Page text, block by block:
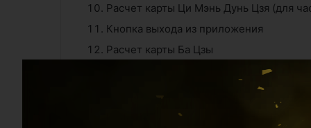
Расчет карты Ци Мэнь Дунь Цзя (для
Кнопка выхода из приложения
Расчет карты Ба Цзы
Переход к Хранилищу карт –
Сброс всех данных для удобного
Если не вводить данные, а сразу нажать 10